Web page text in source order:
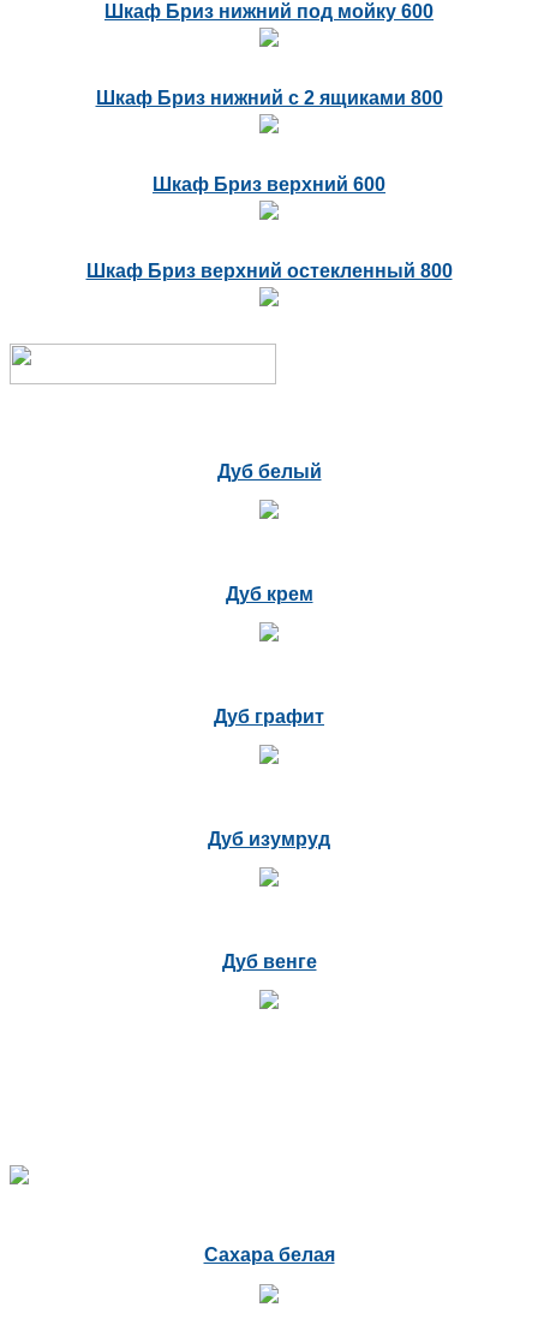
Шкаф Бриз нижний под мойку 600
Шкаф Бриз нижний с 2 ящиками 800
Шкаф Бриз верхний 600
Шкаф Бриз верхний остекленный 800
Дуб белый
Дуб крем
Дуб графит
Дуб изумруд
Дуб венге
Сахара белая